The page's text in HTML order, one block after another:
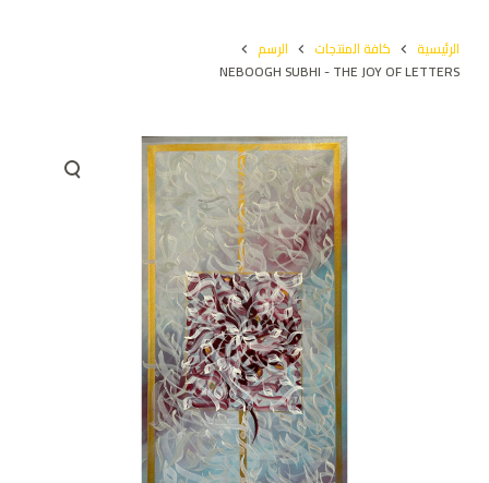
الرئيسية كافة المنتجات
الرسم
NEBOOGH SUBHI - THE JOY OF LETTERS